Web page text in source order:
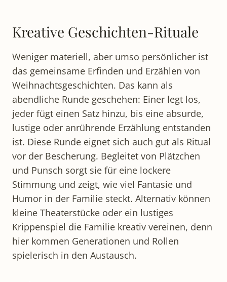
Kreative Geschichten-Rituale
Weniger materiell, aber umso persönlicher ist
das gemeinsame Erfinden und Erzählen von
Weihnachtsgeschichten. Das kann als
abendliche Runde geschehen: Einer legt los,
jeder fügt einen Satz hinzu, bis eine absurde,
lustige oder anrührende Erzählung entstanden
ist. Diese Runde eignet sich auch gut als Ritual
vor der Bescherung. Begleitet von Plätzchen
und Punsch sorgt sie für eine lockere
Stimmung und zeigt, wie viel Fantasie und
Humor in der Familie steckt. Alternativ können
kleine Theaterstücke oder ein lustiges
Krippenspiel die Familie kreativ vereinen, denn
hier kommen Generationen und Rollen
spielerisch in den Austausch.​